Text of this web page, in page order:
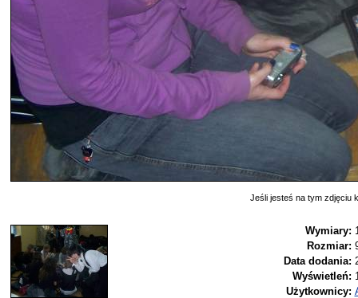
Jeśli jesteś na tym zdjęciu
Wymiary:
Rozmiar:
Data dodania:
Wyświetleń:
Użytkownicy: